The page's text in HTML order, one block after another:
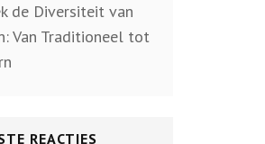
de Diversiteit van
Van Traditioneel tot
REACTIES